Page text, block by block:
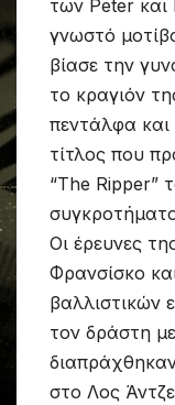
των Peter
γνωστό
βίασε την
το κραγιόν
πεντάλφα και
τίτλος που
“The Ripper”
Οι έρευνες
Φρανσίσκο
βαλλιστικών
τον δράστη
στο Λος